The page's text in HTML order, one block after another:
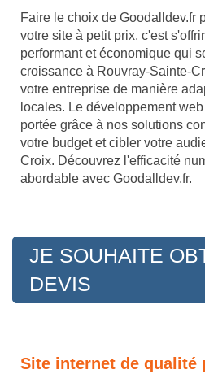
Faire le choix de Goodalldev.fr
votre site à petit prix, c'est
performant et économique qui
croissance à Rouvray-Sainte-
votre entreprise de manière
locales. Le développement
portée grâce à nos solutions
votre budget et cibler votre
Croix. Découvrez l'efficacité
abordable avec Goodalldev.fr.
JE SOUHAITE
DEVIS
Site internet de qualité